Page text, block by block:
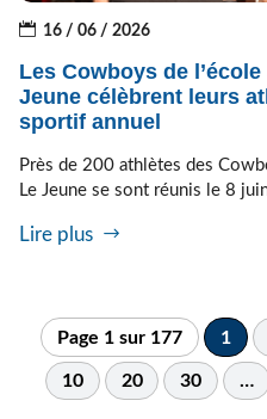
16 / 06 / 2026
Les Cowboys de
Jeune célèbrent leurs
sportif annuel
Près de 200 athlètes des
Le Jeune se sont réunis le 8
Lire plus
Page 1 sur 177 1
10 20 30 …